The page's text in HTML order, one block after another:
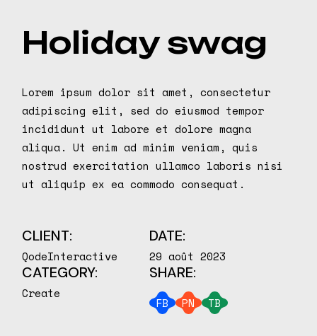
Holiday swag
Lorem ipsum dolor sit amet, consectetur
adipiscing elit, sed do eiusmod tempor
incididunt ut labore et dolore magna
aliqua. Ut enim ad minim veniam, quis
nostrud exercitation ullamco laboris nisi
ut aliquip ex ea commodo consequat.
CLIENT:
QodeInteractive
DATE:
29 août 2023
CATEGORY:
Create
SHARE:
FB PN TB